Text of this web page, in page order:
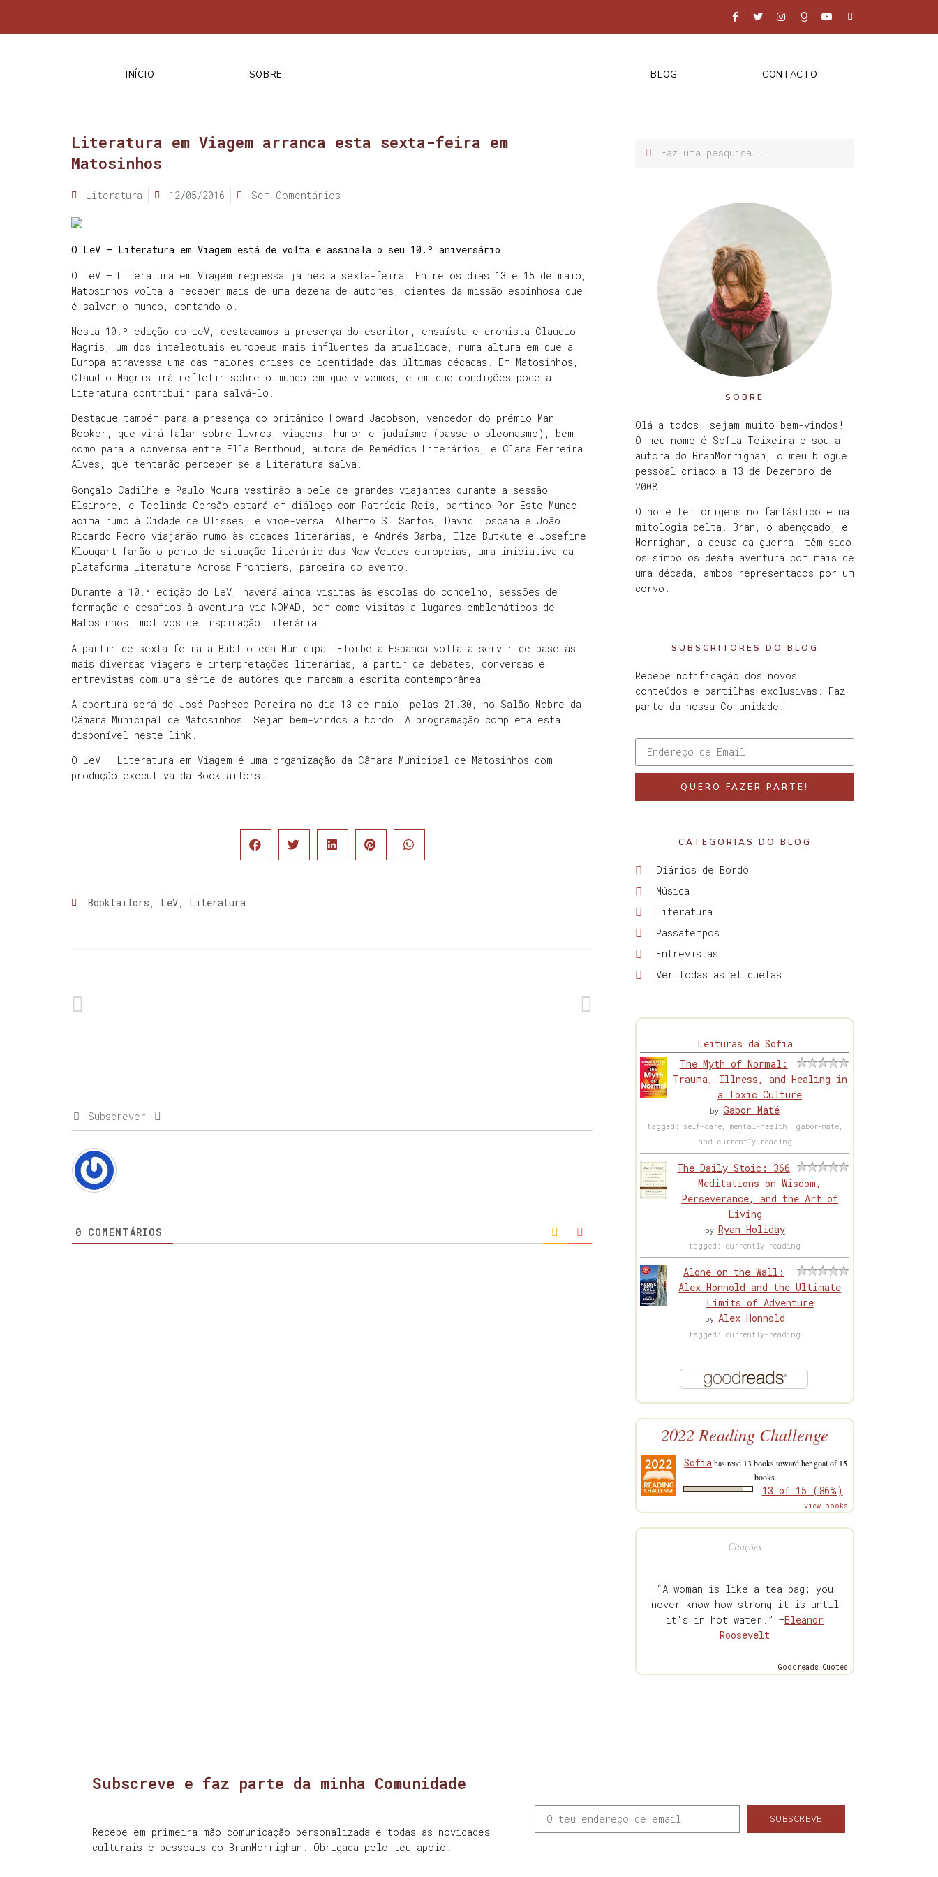
INÍCIO SOBRE BLOG CONTACTO
Literatura em Viagem arranca esta sexta-feira em
Matosinhos
Literatura 12/05/2016 Sem Comentários
O LeV — Literatura em Viagem está de volta e assinala o seu 10.º aniversário
O LeV — Literatura em Viagem regressa já nesta sexta-feira. Entre os dias 13 e 15 de maio,
Matosinhos volta a receber mais de uma dezena de autores, cientes da missão espinhosa que
é salvar o mundo, contando-o.
Nesta 10.º edição do LeV, destacamos a presença do escritor, ensaísta e cronista Claudio
Magris, um dos intelectuais europeus mais influentes da atualidade, numa altura em que a
Europa atravessa uma das maiores crises de identidade das últimas décadas. Em Matosinhos,
Claudio Magris irá refletir sobre o mundo em que vivemos, e em que condições pode a
Literatura contribuir para salvá-lo.
Destaque também para a presença do britânico Howard Jacobson, vencedor do prémio Man
Booker, que virá falar sobre livros, viagens, humor e judaísmo (passe o pleonasmo), bem
como para a conversa entre Ella Berthoud, autora de Remédios Literários, e Clara Ferreira
Alves, que tentarão perceber se a Literatura salva.
Gonçalo Cadilhe e Paulo Moura vestirão a pele de grandes viajantes durante a sessão
Elsinore, e Teolinda Gersão estará em diálogo com Patrícia Reis, partindo Por Este Mundo
acima rumo à Cidade de Ulisses, e vice-versa. Alberto S. Santos, David Toscana e João
Ricardo Pedro viajarão rumo às cidades literárias, e Andrés Barba, Ilze Butkute e Josefine
Klougart farão o ponto de situação literário das New Voices europeias, uma iniciativa da
plataforma Literature Across Frontiers, parceira do evento.
Durante a 10.ª edição do LeV, haverá ainda visitas às escolas do concelho, sessões de
formação e desafios à aventura via NOMAD, bem como visitas a lugares emblemáticos de
Matosinhos, motivos de inspiração literária.
A partir de sexta-feira a Biblioteca Municipal Florbela Espanca volta a servir de base às
mais diversas viagens e interpretações literárias, a partir de debates, conversas e
entrevistas com uma série de autores que marcam a escrita contemporânea.
A abertura será de José Pacheco Pereira no dia 13 de maio, pelas 21.30, no Salão Nobre da
Câmara Municipal de Matosinhos. Sejam bem-vindos a bordo. A programação completa está
disponível neste link.
O LeV — Literatura em Viagem é uma organização da Câmara Municipal de Matosinhos com
produção executiva da Booktailors.
Booktailors LeV Literatura
Subscrever
0 COMENTÁRIOS
SOBRE
Olá a todos, sejam muito bem-vindos!
O meu nome é Sofia Teixeira e sou a
autora do BranMorrighan, o meu blogue
pessoal criado a 13 de Dezembro de
2008.
O nome tem origens no fantástico e na
mitologia celta. Bran, o abençoado, e
Morrighan, a deusa da guerra, têm sido
os símbolos desta aventura com mais de
uma década, ambos representados por um
corvo.
SUBSCRITORES DO BLOG
Recebe notificação dos novos
conteúdos e partilhas exclusivas. Faz
parte da nossa Comunidade!
QUERO FAZER PARTE!
CATEGORIAS DO BLOG
Diários de Bordo
Música
Literatura
Passatempos
Entrevistas
Ver todas as etiquetas
Leituras da Sofia
The Myth of Normal:
Trauma, Illness, and Healing in
a Toxic Culture
byGabor Maté
tagged: self-care, mental-health, gabor-maté,
and currently-reading
The Daily Stoic: 366
Meditations on Wisdom,
Perseverance, and the Art of
Living
by Ryan Holiday
tagged: currently-reading
Alone on the Wall:
Alex Honnold and the Ultimate
Limits of Adventure
by Alex Honnold
tagged: currently-reading
2022 Reading Challenge
Sofiahas read 13 books toward her goal of 15
books.
13 of 15 (86%)
view books
Citações
“A woman is like a tea bag; you
never know how strong it is until
it's in hot water.” —Eleanor
Roosevelt
Goodreads Quotes
Subscreve e faz parte da minha Comunidade
Recebe em primeira mão comunicação personalizada e todas as novidades
culturais e pessoais do BranMorrighan. Obrigada pelo teu apoio!
SUBSCREVE